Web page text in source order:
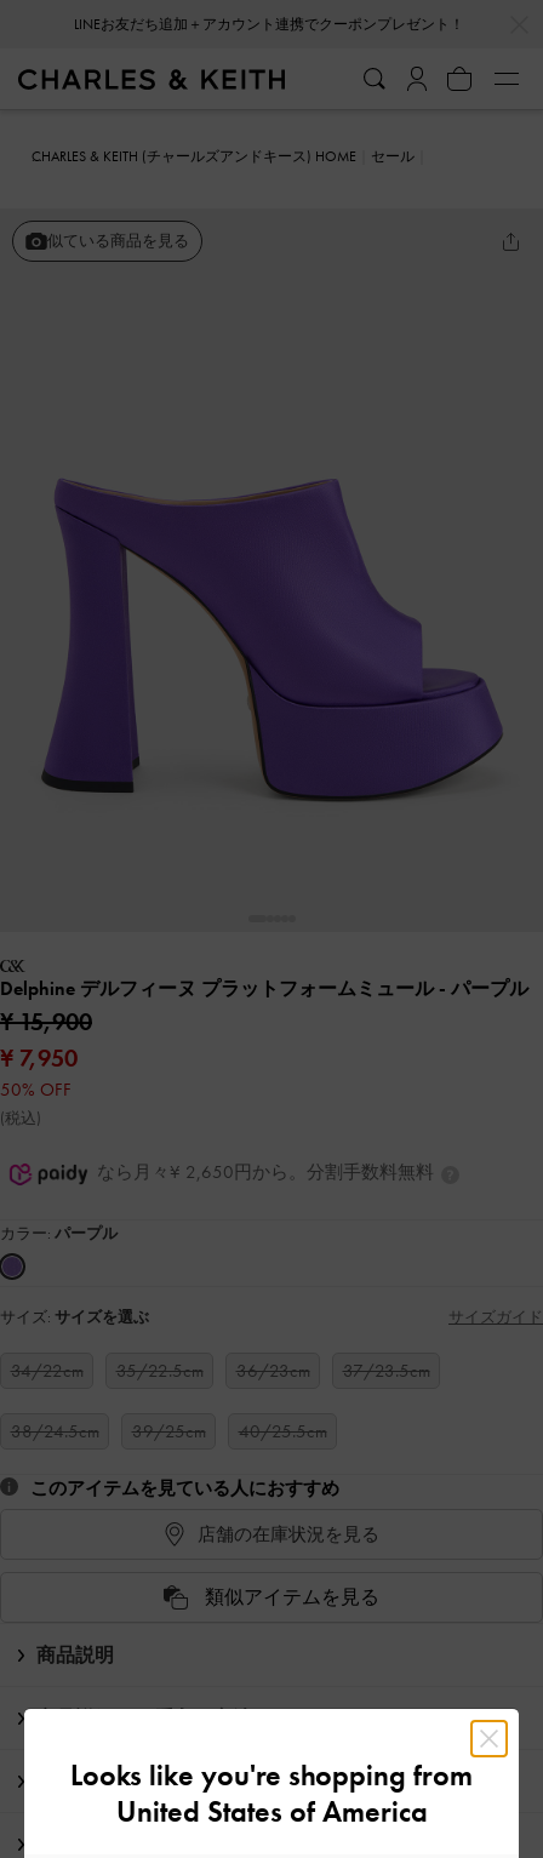
LINEお友だち追加＋アカウント連携でクーポンプレゼント！
CHARLES & KEITH (チャールズアンドキース) HOME
セール
似ている商品を見る
Delphine デルフィーヌ プラットフォームミュール- パープル
¥ 15,900
¥ 7,950
50% OFF
(税込)
なら月々¥ 2,650円から。分割手数料無料
カラー: パープル
サイズ: サイズを選ぶ サイズガイド
34/22cm 35/22.5cm 36/23cm 37/23.5cm
38/24.5cm 39/25cm 40/25.5cm
このアイテムを見ている人におすすめ
店舗の在庫状況を見る
類似アイテムを見る
商品説明
特典Looks like you're shopping from
United States of America